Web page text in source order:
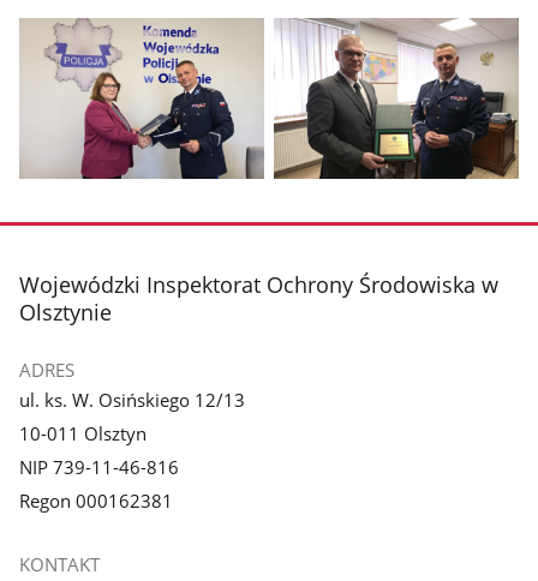
zdjęcie
galerii.
zdjęcie
galerii.
stopka
Wojewódzki Inspektorat Ochrony Środowiska w
Olsztynie
ADRES
ul. ks. W. Osińskiego 12/13
10-011 Olsztyn
NIP 739-11-46-816
Regon 000162381
KONTAKT